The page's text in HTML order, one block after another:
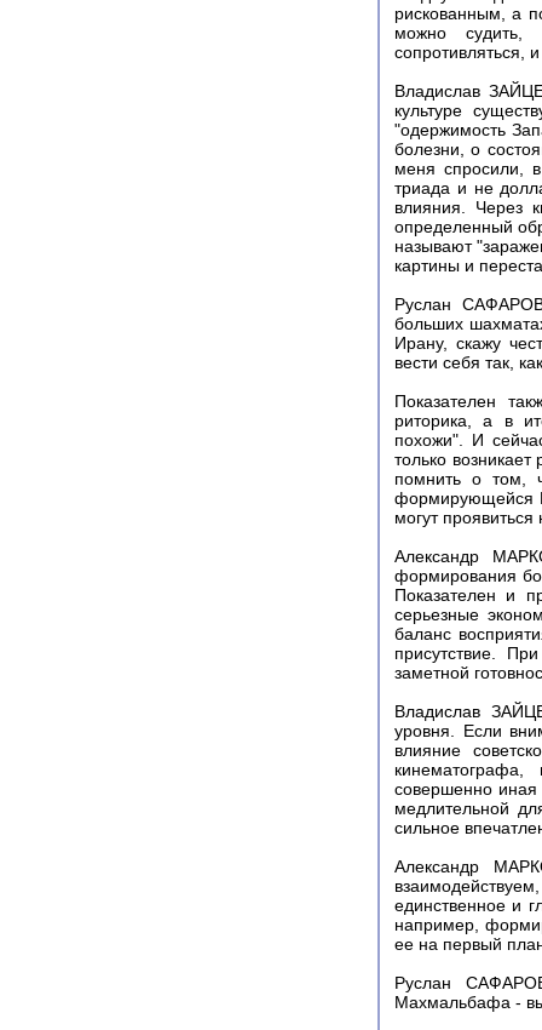
рискованным, а
можно судить,
сопротивляться,
Владислав
культуре
"одержимость
болезни, о
меня спросили,
триада и не
влияния. Через
определенный
называют
картины и
Руслан
больших
Ирану, скажу
вести себя так,
Показателен
риторика, а в
похожи". И
только
помнить о том,
формирующейся
могут
Александр
формирования
Показателен и
серьезные
баланс
присутствие.
заметной
Владислав
уровня. Если
влияние
совершенно иная
медлительной
сильное
Александр
единственное и
например,
ее на первый
Руслан
Махмальбафа -